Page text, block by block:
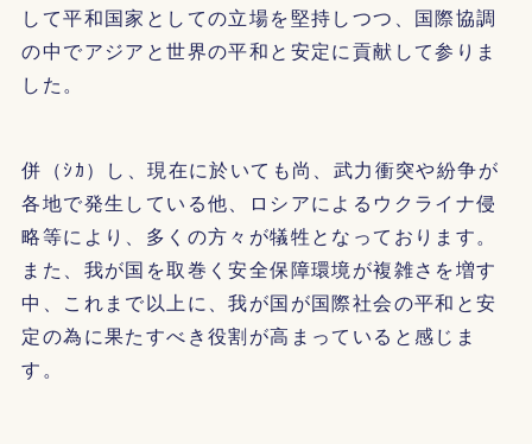
して平和国家としての立場を堅持しつつ、国際協調
の中でアジアと世界の平和と安定に貢献して参りま
した。
併（ｼｶ）し、現在に於いても尚、武力衝突や紛争が
各地で発生している他、ロシアによるウクライナ侵
略等により、多くの方々が犠牲となっております。
また、我が国を取巻く安全保障環境が複雑さを増す
中、これまで以上に、我が国が国際社会の平和と安
定の為に果たすべき役割が高まっていると感じま
す。